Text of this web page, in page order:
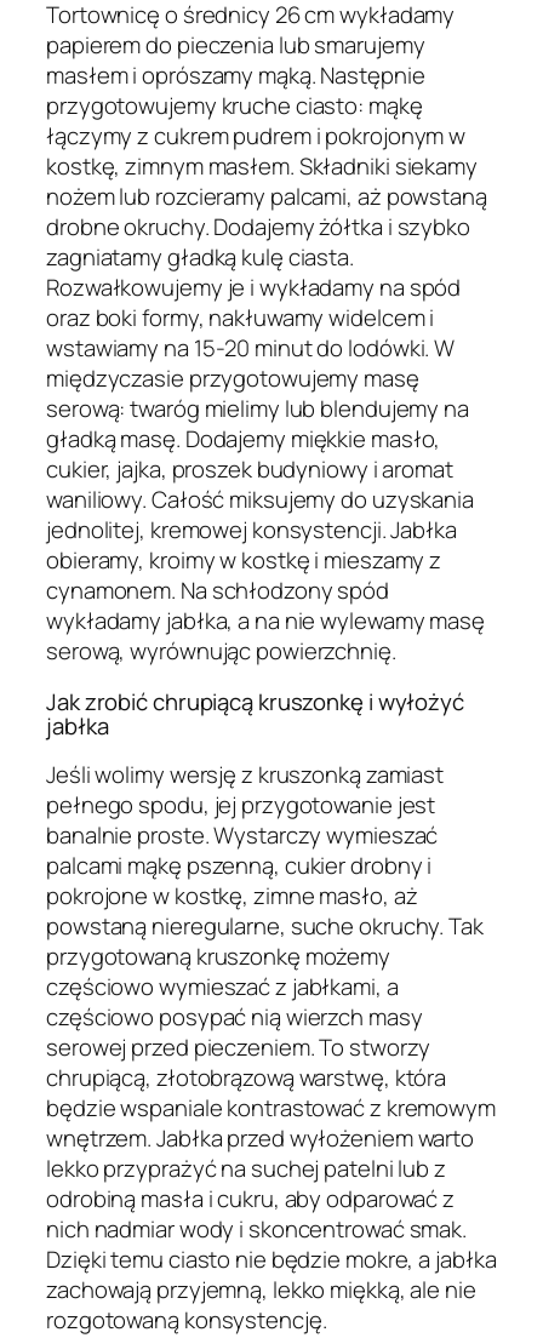
Tortownicę o średnicy 26 cm wykładamy
papierem do pieczenia lub smarujemy
masłem i oprószamy mąką. Następnie
przygotowujemy kruche ciasto: mąkę
łączymy z cukrem pudrem i pokrojonym w
kostkę, zimnym masłem. Składniki siekamy
nożem lub rozcieramy palcami, aż powstaną
drobne okruchy. Dodajemy żółtka i szybko
zagniatamy gładką kulę ciasta.
Rozwałkowujemy je i wykładamy na spód
oraz boki formy, nakłuwamy widelcem i
wstawiamy na 15-20 minut do lodówki. W
międzyczasie przygotowujemy masę
serową: twaróg mielimy lub blendujemy na
gładką masę. Dodajemy miękkie masło,
cukier, jajka, proszek budyniowy i aromat
waniliowy. Całość miksujemy do uzyskania
jednolitej, kremowej konsystencji. Jabłka
obieramy, kroimy w kostkę i mieszamy z
cynamonem. Na schłodzony spód
wykładamy jabłka, a na nie wylewamy masę
serową, wyrównując powierzchnię.
Jak zrobić chrupiącą kruszonkę i wyłożyć
jabłka
Jeśli wolimy wersję z kruszonką zamiast
pełnego spodu, jej przygotowanie jest
banalnie proste. Wystarczy wymieszać
palcami mąkę pszenną, cukier drobny i
pokrojone w kostkę, zimne masło, aż
powstaną nieregularne, suche okruchy. Tak
przygotowaną kruszonkę możemy
częściowo wymieszać z jabłkami, a
częściowo posypać nią wierzch masy
serowej przed pieczeniem. To stworzy
chrupiącą, złotobrązową warstwę, która
będzie wspaniale kontrastować z kremowym
wnętrzem. Jabłka przed wyłożeniem warto
lekko przyprażyć na suchej patelni lub z
odrobiną masła i cukru, aby odparować z
nich nadmiar wody i skoncentrować smak.
Dzięki temu ciasto nie będzie mokre, a jabłka
zachowają przyjemną, lekko miękką, ale nie
rozgotowaną konsystencję.